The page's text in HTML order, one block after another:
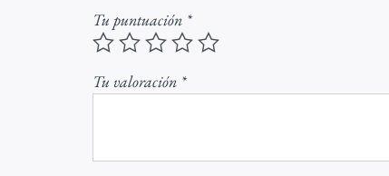
Tu puntuación *
Tu valoración *